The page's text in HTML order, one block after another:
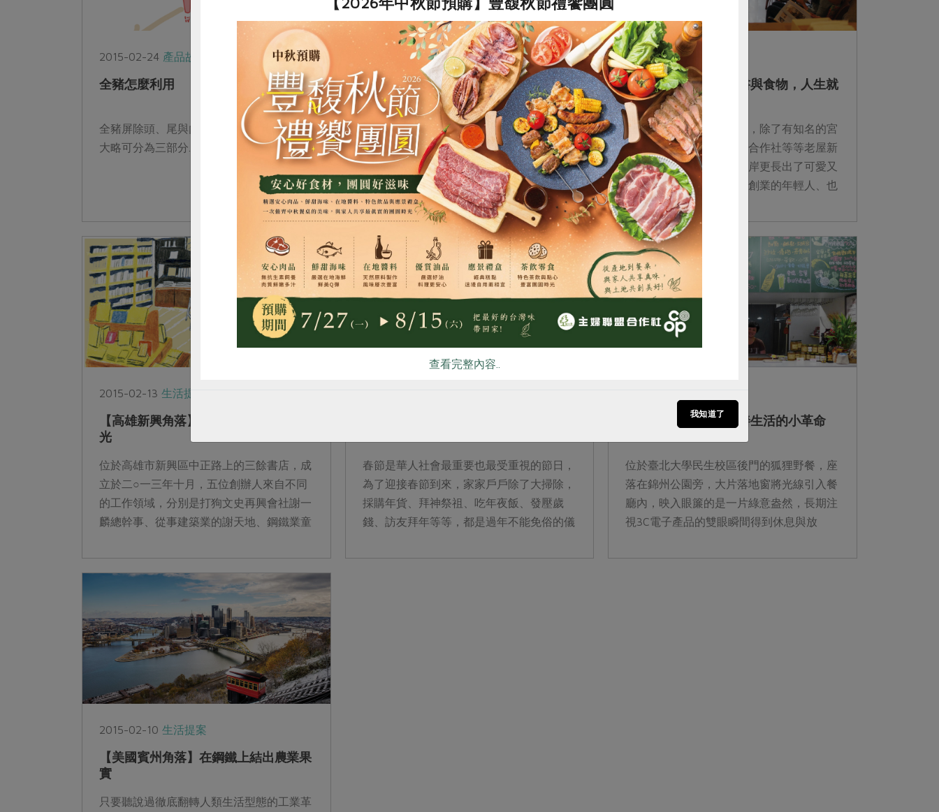
2015-02-24 產品故事 全食物利用
全豬怎麼利用
全豬屏除頭、尾與內臟、腳蹄等副產品外，
大略可分為三部分...
2015-02-17 產品故事
居家清潔也能照顧家園
主婦聯盟合作社的清潔用品開發原則以清潔
與友善環境為主要訴求，其中居家清潔劑在
二○一四年有了新的樣貌，改由「綠宣生
技」生產。經過多次試用調整出新配方，最
大的特色在於以檸檬草油為主角，當初選用
檸檬草...
2015-02-13 生活提案
【台中南區角落】有書與食物，人生就
豐足了
最近台中市舊市區很熱鬧，除了有知名的宮
原眼科、台中市第四信用合作社等等老屋新
修的人氣店家，在綠川沿岸更長出了可愛又
在地的綠川市集，有返鄉創業的年輕人、也
有百年老店參加，有吃有玩也有工藝小品。
更有...
2015-02-13 生活提案
【高雄新興角落】詩與人相遇的美好時
光
位於高雄市新興區中正路上的三餘書店，成
立於二○一三年十月，五位創辦人來自不同
的工作領域，分別是打狗文史再興會社謝一
麟總幹事、從事建築業的謝天地、鋼鐵業童
宏。一...
春節是華人社會最重要也最受重視的節日，
為了迎接春節到來，家家戶戶除了大掃除，
採購年貨、拜神祭祖、吃年夜飯、發壓歲
錢、訪友拜年等等，都是過年不能免俗的儀
在眾多...
【台北中山角落】友善生活的小革命
位於臺北大學民生校區後門的狐狸野餐，座
落在錦州公園旁，大片落地窗將光線引入餐
廳內，映入眼簾的是一片綠意盎然，長期注
視3C電子產品的雙眼瞬間得到休息與放
陳俞容...
2015-02-10 生活提案
【美國賓州角落】在鋼鐵上結出農業果
實
只要聽說過徹底翻轉人類生活型態的工業革
惜食 RPET 食譜 減硝酸鹽 雞蛋 食安 共同購買
查看完整內容..
我知道了